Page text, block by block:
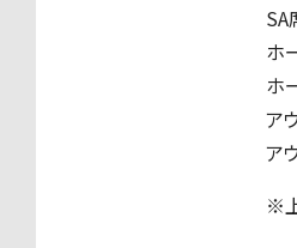
SA
ホ
ホ
ア
ア
※